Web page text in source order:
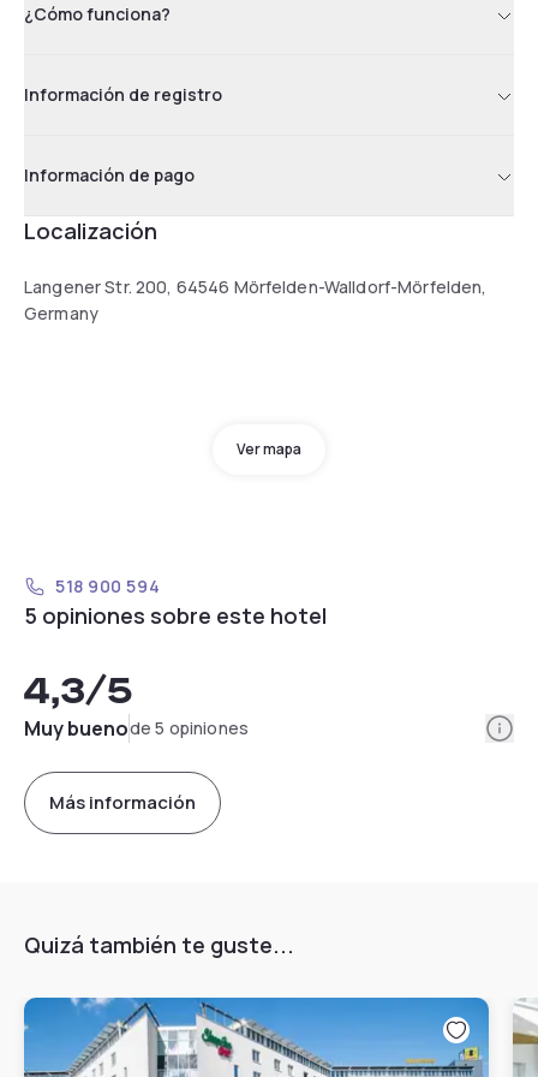
¿Cómo funciona?
Información de registro
Información de pago
Localización
Langener Str. 200, 64546 Mörfelden-Walldorf-Mörfelden,
Germany
Ver mapa
518 900 594
5 opiniones sobre este hotel
4,3/5
Muy buenode 5 opiniones
Más información
Quizá también te guste...